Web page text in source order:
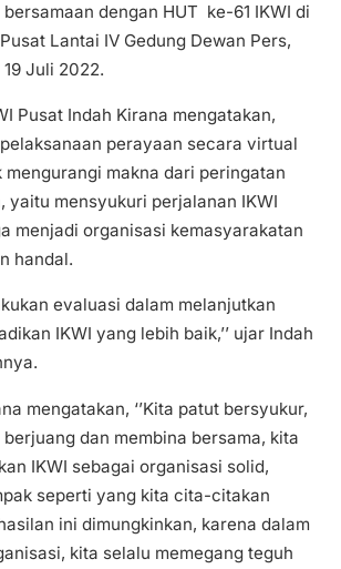
dengan HUT ke-61 IKWI di
Lantai IV Gedung Dewan Pers,
Juli 2022.
Pusat Indah Kirana mengatakan,
perayaan secara virtual
makna dari peringatan
yaitu mensyukuri perjalanan IKWI
menjadi organisasi kemasyarakatan
handal.
evaluasi dalam melanjutkan
IKWI yang lebih baik,’’ ujar Indah
mengatakan, ‘’Kita patut bersyukur,
berjuang dan membina bersama, kita
IKWI sebagai organisasi solid,
seperti yang kita cita-citakan
ini dimungkinkan, karena dalam
kita selalu memegang teguh